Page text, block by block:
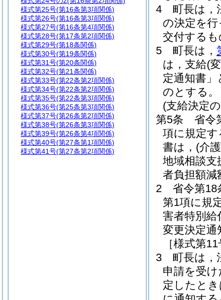
4
町長は，
の決定を
交付する
5
町長は，
は，支給(
定通知書
のとする。
(支給決定
第5条
省令
項に規定
書は， (介
地域相談支
者負担額減
2
省令第18
第1項に規
害者特別給
変更決定通
［様式第
3
町長は，
申請を受
定したと
様式第25号(第16条第3項関係)
様式第26号(第16条第3項関係)
様式第27号(第16条第4項関係)
様式第28号(第17条第2項関係)
様式第29号(第18条関係)
様式第30号(第19条関係)
様式第31号(第20条関係)
様式第32号(第21条関係)
様式第33号(第22条第2項関係)
様式第34号(第22条第2項関係)
様式第35号(第22条第3項関係)
様式第36号(第25条第3項関係)
様式第37号(第26条第2項関係)
様式第38号(第26条第3項関係)
様式第39号(第26条第4項関係)
様式第40号(第27条第1項関係)
様式第41号(第27条第2項関係)